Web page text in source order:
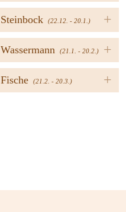
+
Steinbock (22.12. - 20.1.)
+
Wassermann (21.1. - 20.2.)
+
Fische (21.2. - 20.3.)